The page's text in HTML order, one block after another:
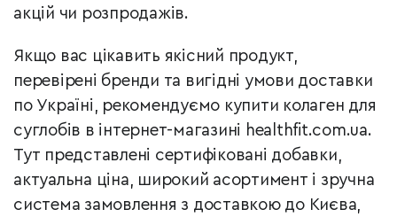
акцій чи розпродажів.
Якщо вас цікавить якісний продукт,
перевірені бренди та вигідні умови доставки
по Україні, рекомендуємо купити колаген для
суглобів в інтернет-магазині healthfit.com.ua.
Тут представлені сертифіковані добавки,
актуальна ціна, широкий асортимент і зручна
система замовлення з доставкою до Києва,